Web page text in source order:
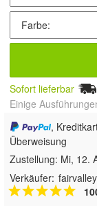
Sofort lieferbar
Einige
,
Überweisung
Zustellung: Mi, 12.
Verkäufer: